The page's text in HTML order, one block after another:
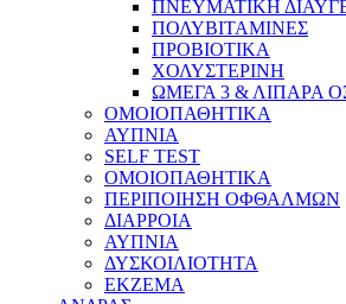
ΠΝΕΥΜΑΤΙΚΗ
ΠΟΛΥΒΙΤΑΜΙΝΕΣ
ΠΡΟΒΙΟΤΙΚΑ
ΧΟΛΥΣΤΕΡΙΝΗ
ΩΜΕΓΑ 3 & ΛΙΠΑΡΑ
ΟΜΟΙΟΠΑΘΗΤΙΚΑ
ΑΥΠΝΙΑ
SELF TEST
ΟΜΟΙΟΠΑΘΗΤΙΚΑ
ΠΕΡΙΠΟΙΗΣΗ ΟΦΘΑΛΜΩΝ
ΔΙΑΡΡΟΙΑ
ΑΥΠΝΙΑ
ΔΥΣΚΟΙΛΙΟΤΗΤΑ
ΕΚΖΕΜΑ